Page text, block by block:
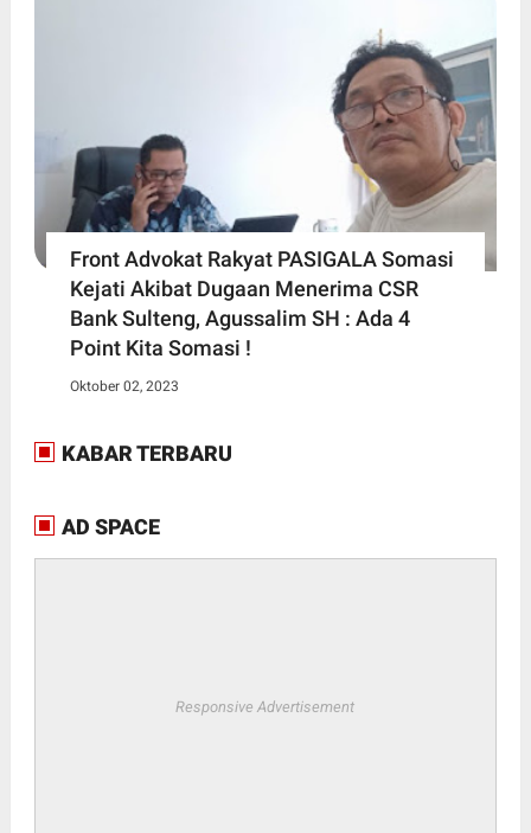
Front Advokat Rakyat PASIGALA Somasi
Kejati Akibat Dugaan Menerima CSR
Bank Sulteng, Agussalim SH : Ada 4
Point Kita Somasi !
Oktober 02, 2023
KABAR TERBARU
AD SPACE
Responsive Advertisement